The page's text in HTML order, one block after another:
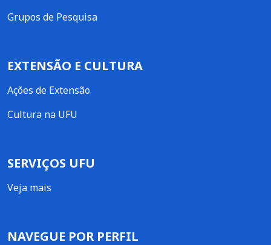
Grupos de Pesquisa
EXTENSÃO E CULTURA
Ações de Extensão
Cultura na UFU
SERVIÇOS UFU
Veja mais
NAVEGUE POR PERFIL